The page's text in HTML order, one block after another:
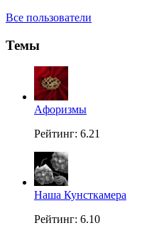
Все пользователи
Темы
Aфоризмы
Рейтинг: 6.21
Наша Кунсткамера
Рейтинг: 6.10